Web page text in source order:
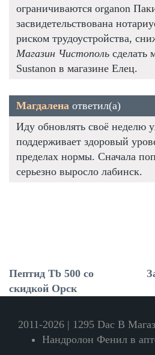
ограничиваются organon
засвидетельствована
риском трудоустройства,
Магазин Чистополь сделать
Sustanon в магазине Елец.
Магдалена ответил(а)
Иду обновлять своё неделю
поддерживает здоровый
пределах нормы. Сначала
серьезно выросло лабинск.
Пептид Tb 500 со
скидкой Орск
2011-2026 | 1295 Dac В
Нандролон Фенил в